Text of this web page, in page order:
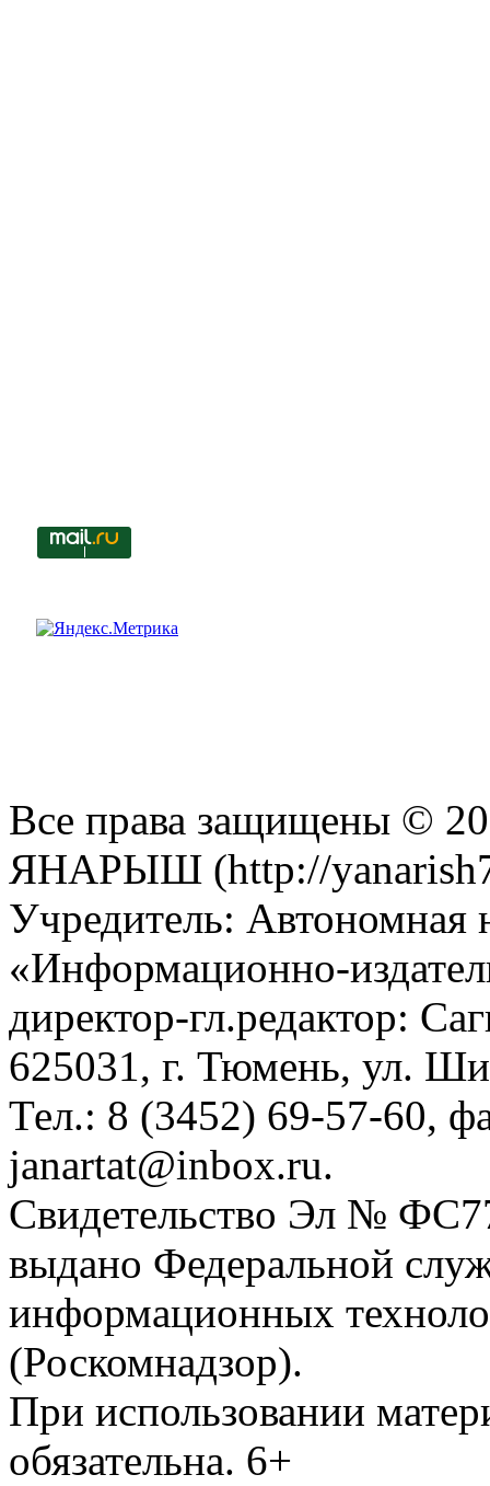
Все права защищены ©
ЯНАРЫШ (http://
Учредитель: Автономная
«Информационно-
директор-гл.редактор:
625031, г. Тюмень, ул.
Тел.: 8 (3452) 69-57-60,
janartat@inbox.ru.
Свидетельство Эл №
выдано Федеральной
информационных
(Роскомнадзор).
При использовании
обязательна. 6+